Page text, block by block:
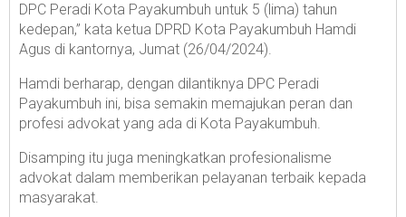
DPC Peradi Kota Payakumbuh untuk 5 (lima) tahun
kedepan,” kata ketua DPRD Kota Payakumbuh Hamdi
Agus di kantornya, Jumat (26/04/2024).
Hamdi berharap, dengan dilantiknya DPC Peradi
Payakumbuh ini, bisa semakin memajukan peran dan
profesi advokat yang ada di Kota Payakumbuh.
Disamping itu juga meningkatkan profesionalisme
advokat dalam memberikan pelayanan terbaik kepada
masyarakat.